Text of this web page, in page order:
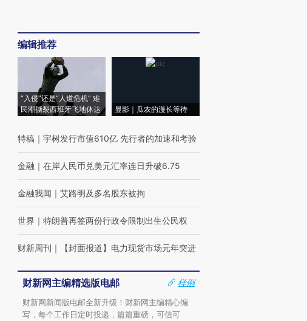
编辑推荐
“入侵”还是“人道危机” 难
民潮撕裂西班牙飞地休达
显影｜瓜农的漫长等待
特稿 ｜ 宇树发行市值610亿 先行者的加速和考验
金融 ｜ 在岸人民币兑美元汇率连日升破6.75
金融我闻 ｜ 艾路明及多名股东被拘
世界 ｜ 特朗普再签两份行政令限制出生公民权
财新周刊 ｜ 【封面报道】电力现货市场元年突进
财新网主编精选版电邮
样例
财新网新闻版电邮全新升级！财新网主编精心编
写，每个工作日定时投递，篇篇重磅，可信可